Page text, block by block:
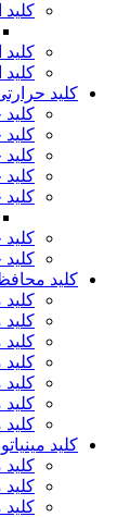
کلید
کلید
کلید
کلید
کلید
کلید
کلید